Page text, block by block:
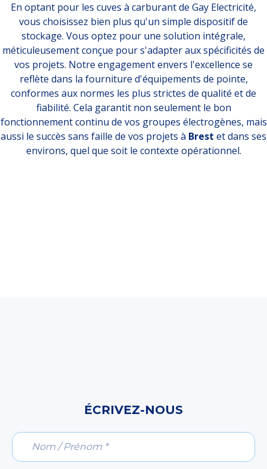
En optant pour les cuves à carburant de Gay Electricité,
vous choisissez bien plus qu'un simple dispositif de
stockage. Vous optez pour une solution intégrale,
méticuleusement conçue pour s'adapter aux spécificités de
vos projets. Notre engagement envers l'excellence se
reflète dans la fourniture d'équipements de pointe,
conformes aux normes les plus strictes de qualité et de
fiabilité. Cela garantit non seulement le bon
fonctionnement continu de vos groupes électrogènes, mais
aussi le succès sans faille de vos projets à Brest et dans ses
environs, quel que soit le contexte opérationnel.
ÉCRIVEZ-NOUS
Nom / Prénom *